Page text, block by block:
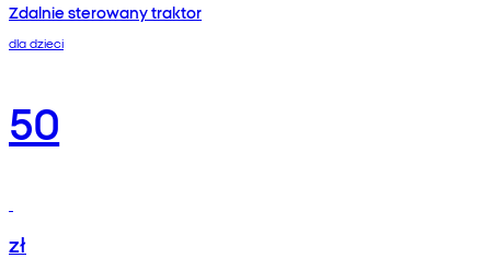
Zdalnie sterowany traktor
dla dzieci
50
zł